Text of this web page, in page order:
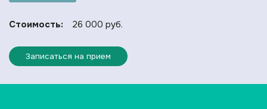
Стоимость: 26 000 руб.
Записаться на прием